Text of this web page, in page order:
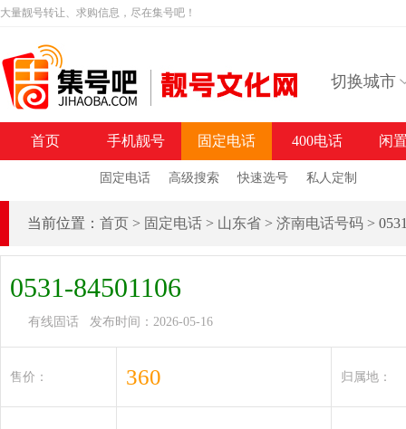
大量靓号转让、求购信息，尽在集号吧！
切换城市
首页 手机靓号 固定电话
固定电话 高级搜索 快速选号 私人定制
400电话 闲
当前位置： 首页 > 固定电话 > 山东省 > 济南电话号码 >
0531-84501106
有线固话 发布时间：2026-05-16
售价： 360 归属地：